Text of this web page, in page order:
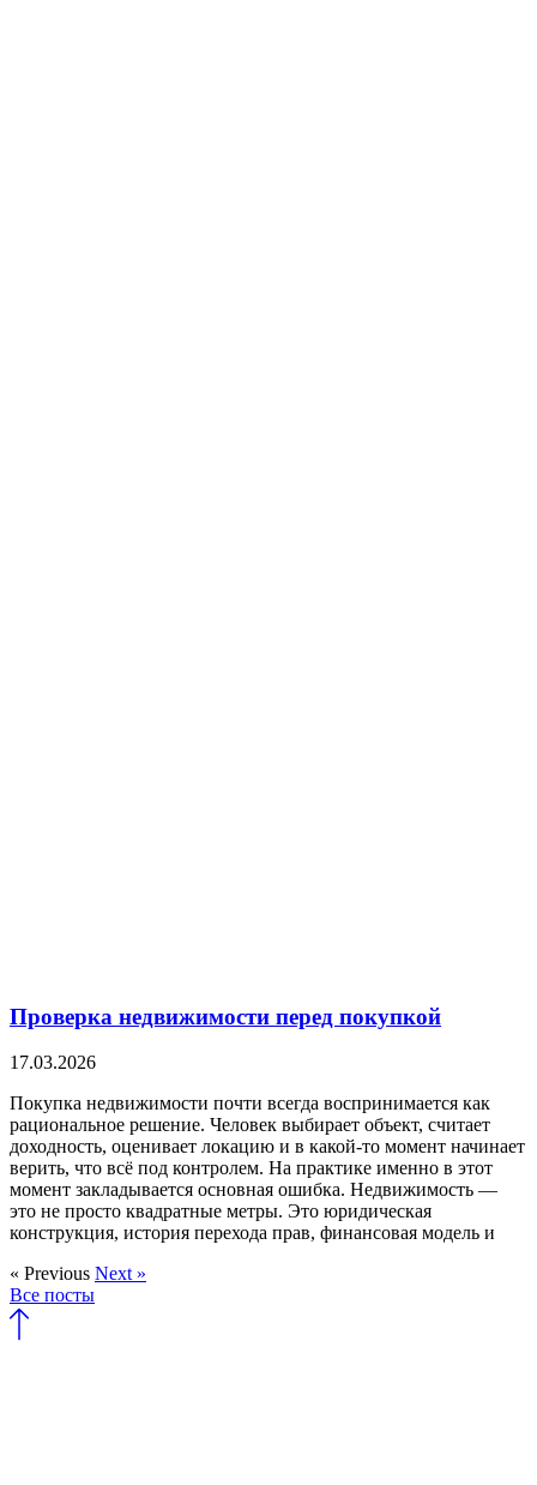
Проверка недвижимости перед покупкой
17.03.2026
Покупка недвижимости почти всегда воспринимается как
рациональное решение. Человек выбирает объект, считает
доходность, оценивает локацию и в какой-то момент начинает
верить, что всё под контролем. На практике именно в этот
момент закладывается основная ошибка. Недвижимость —
это не просто квадратные метры. Это юридическая
конструкция, история перехода прав, финансовая модель и
« Previous Next »
Все посты